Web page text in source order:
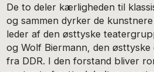
De to deler kærligheden til
og sammen dyrker de
leder af den østtyske
og Wolf Biermann, den
fra DDR. I den forstand bliver